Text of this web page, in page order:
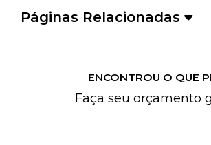
Páginas Relacionadas
ENCONTROU O QUE
Faça seu orçamento